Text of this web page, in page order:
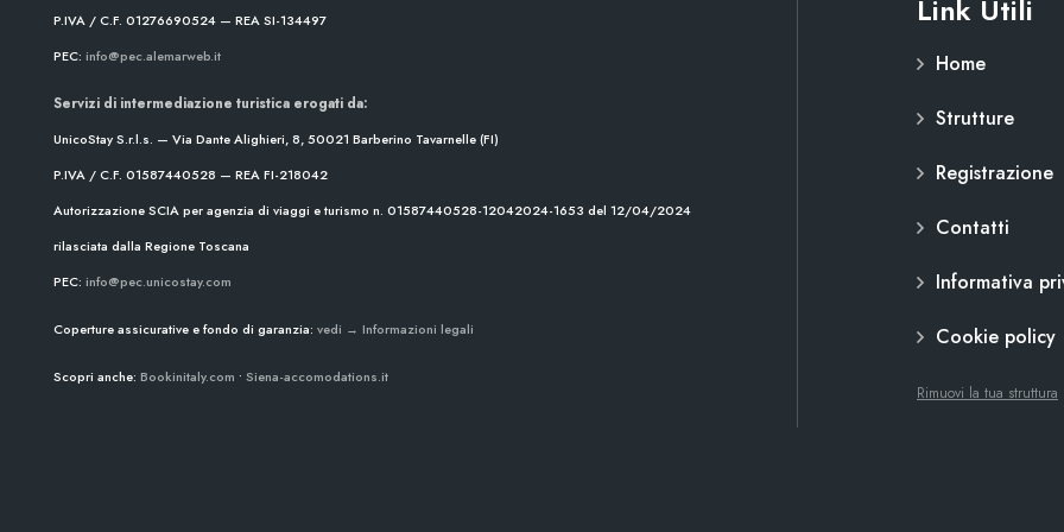
P.IVA / C.F. 01276690524 — REA SI-134497
PEC: info@pec.alemarweb.it
Servizi di intermediazione turistica erogati da:
UnicoStay S.r.l.s. — Via Dante Alighieri, 8, 50021 Barberino Tavarnelle (FI)
P.IVA / C.F. 01587440528 — REA FI-218042
Autorizzazione SCIA per agenzia di viaggi e turismo n. 01587440528-12042024-1653 del 12/04/2024
rilasciata dalla Regione Toscana
PEC: info@pec.unicostay.com
Coperture assicurative e fondo di garanzia: vedi → Informazioni legali
Scopri anche: Bookinitaly.com • Siena-accomodations.it
Link Utili
Home
Strutture
Registrazione
Contatti
Informativa
Cookie policy
Rimuovi la tua struttura